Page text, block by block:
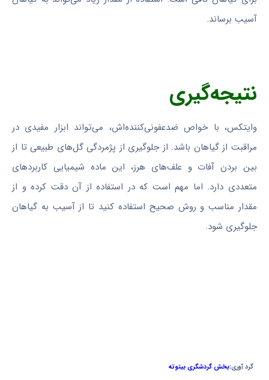
آسیب برساند.
نتیجه‌گیری
وایتکس، با خواص ضدعفونی‌کننده‌اش، می‌تواند ابزار مفیدی در
مراقبت از گیاهان باشد. از جلوگیری از پژمردگی گل‌های طبیعی تا از
بین بردن آفات و علف‌های هرز، این ماده شیمیایی کاربردهای
متعددی دارد. اما مهم است که در استفاده از آن دقت کرده و از
مقدار مناسب و روش صحیح استفاده کنید تا از آسیب به گیاهان
جلوگیری شود.
گرد آوری:بخش گردشگری بیتوته